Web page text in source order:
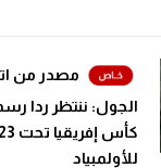
مصدر من
الجول: ننتظر ردا
للأولمبياد